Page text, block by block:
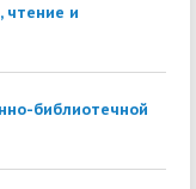
чтение и
библиотечной